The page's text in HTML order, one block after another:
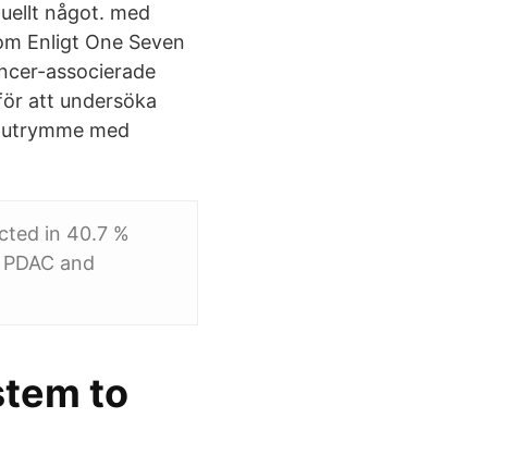
något. med
Enligt One Seven
associerade
att undersöka
med
in 40.7 %
and
to